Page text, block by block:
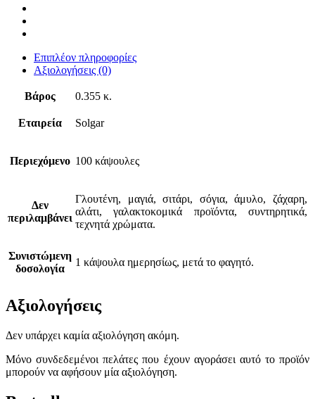
Επιπλέον πληροφορίες
Αξιολογήσεις (0)
Βάρος 0.355 κ.
Εταιρεία Solgar
Περιεχόμενο 100 κάψουλες
Δεν
περιλαμβάνει
Γλουτένη, μαγιά, σιτάρι, σόγια, άμυλο, ζάχαρη,
αλάτι, γαλακτοκομικά προϊόντα, συντηρητικά,
τεχνητά χρώματα.
Συνιστώμενη
δοσολογία
1 κάψουλα ημερησίως, μετά το φαγητό.
Αξιολογήσεις
Δεν υπάρχει καμία αξιολόγηση ακόμη.
Μόνο συνδεδεμένοι πελάτες που έχουν αγοράσει αυτό το προϊόν
μπορούν να αφήσουν μία αξιολόγηση.